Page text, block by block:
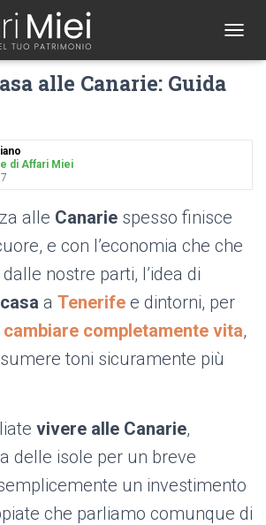
O
N
T
alle Canarie: Guida
di Affari Miei
alle Canarie spesso finisce
e con l’economia che che
nostre parti, l’idea di
a Tenerife e dintorni, per
cambiare completamente vita,
toni sicuramente più
vivere alle Canarie,
delle isole per un breve
un investimento
che parliamo comunque di